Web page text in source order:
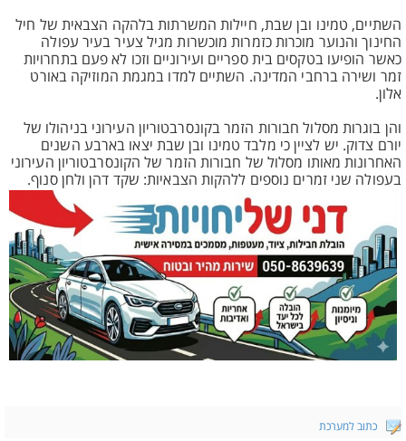
השתיים, טמינו ובן שבת, חיילות המשרתות בלהקה הצבאית של חיל
החינוך והנוער מוכרות כזמרות מוכשרות מגיל צעיר בעיר עפולה
כאשר הופיעו בטקסים בית ספריים ועירוניים וזכו לא פעם בתחרויות
זמר ושירה ברחבי המדינה. השתיים למדו במגמת המוזיקה באורט
אלון.
והן בוגרות מסלול חבורות הזמר בקונסרבטוריון העירוני בניהולו של
יורם צדוק. יש לציין כי מלבד טמינו ובן שבת יצאו בארבע השנים
האחרונות מאותו מסלול של חבורות הזמר של הקונסרבטוריון העירוני
בעפולה שני זמרים נוספים ללהקות הצבאיות: שקד דהן ולחן סנוף.
כתוב למערכת